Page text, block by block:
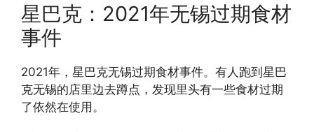
星巴克：2021年无锡过期食材
事件
2021年，星巴克无锡过期食材事件。有人跑到星巴
克无锡的店里边去蹲点，发现里头有一些食材过期
了依然在使用。